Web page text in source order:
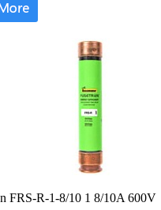
FRS-R-1-8/10 1 8/10A 600V